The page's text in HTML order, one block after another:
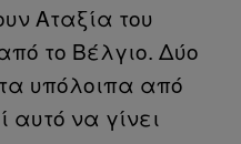
Αταξία του
το Βέλγιο. Δύο
υπόλοιπα από
να γίνει